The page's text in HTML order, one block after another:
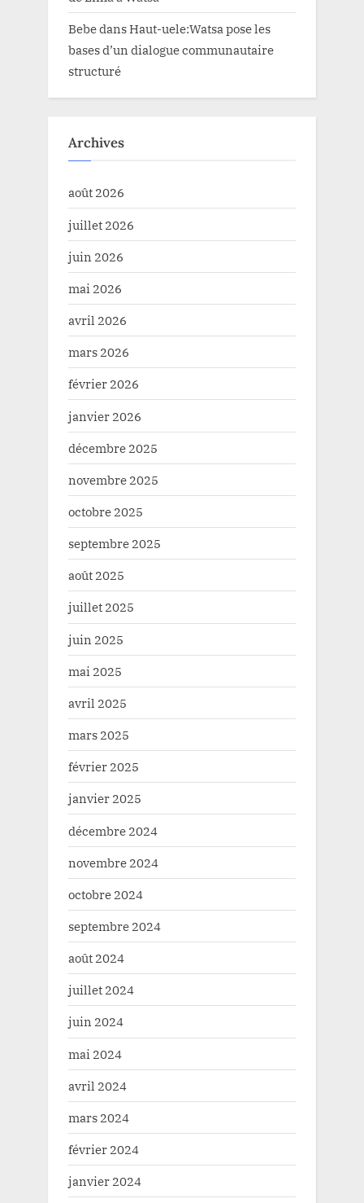
BebedansHaut-uele:Watsa pose les
bases d’un dialogue communautaire
structuré
Archives
août 2026
juillet 2026
juin 2026
mai 2026
avril 2026
mars 2026
février 2026
janvier 2026
décembre 2025
novembre 2025
octobre 2025
septembre 2025
août 2025
juillet 2025
juin 2025
mai 2025
avril 2025
mars 2025
février 2025
janvier 2025
décembre 2024
novembre 2024
octobre 2024
septembre 2024
août 2024
juillet 2024
juin 2024
mai 2024
avril 2024
mars 2024
février 2024
janvier 2024